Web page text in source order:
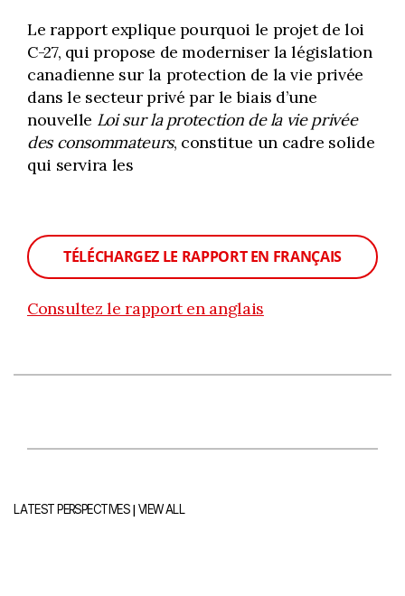
Le rapport explique pourquoi le projet de loi
C-27, qui propose de moderniser la législation
canadienne sur la protection de la vie privée
dans le secteur privé par le biais d’une
nouvelle Loi sur la protection de la vie privée
des consommateurs, constitue un cadre solide
qui servira les
TÉLÉCHARGEZ LE RAPPORT EN FRANÇAIS
Consultez le rapport en anglais
LATEST PERSPECTIVES|VIEW ALL